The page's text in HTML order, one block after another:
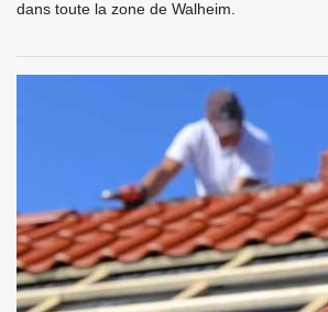
dans toute la zone de Walheim.